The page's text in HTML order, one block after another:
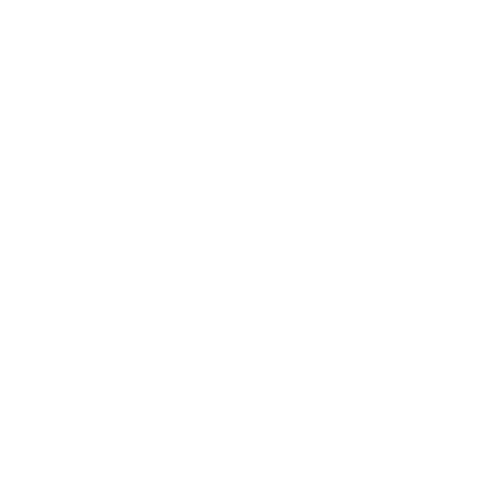
Светлый, Фон Серый)